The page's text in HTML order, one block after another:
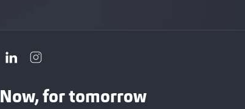
Now, for tomorrow